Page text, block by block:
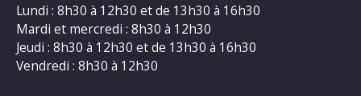
Lundi : 8h30 à 12h30 et de 13h30 à 16h30
Mardi et mercredi : 8h30 à 12h30
Jeudi : 8h30 à 12h30 et de 13h30 à 16h30
Vendredi : 8h30 à 12h30